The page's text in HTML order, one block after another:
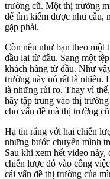
trường cũ. Một thị trường
để tìm kiếm được nhu cầu,
gặp phải.
Còn nếu như bạn theo một
đầu lại từ đầu. Sang một
khách hàng từ đầu. Như
trường này nó rất là nhiều.
là những rủi ro. Thay vì
hãy tập trung vào thị
cho vấn đề mà thị trường
Hạ tin rằng với hai chiến
những bước chuyển mình
Sau khi xem hết video này,
chiến lược đó vào công
cái vấn đề thị trường của